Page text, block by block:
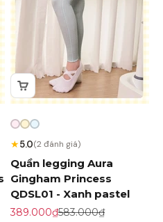
★5.0(2 đánh giá)
Quần legging Aura
Gingham Princess
QDSL01 - Xanh pastel
Giá khuyến mãi
389.000₫Giá gốc
583.000₫